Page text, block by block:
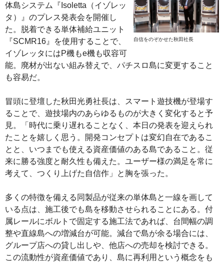
自信をのぞかせた秋田社長
体島システム『Isoletta（イゾレッ
タ）』のプレス発表会を開催し
た。脱着できる単体補給ユニット
『SCMR16』を使用することで、
イゾレッタにはP機もe機も収容可
能。廃材が出ない組み替えで、パチスロ島に変更すること
も容易だ。
冒頭に登壇した秋田光勇社長は、スマート遊技機が登場す
ることで、遊技場内のあらゆるものが大きく変化すると予
見。「時代に乗り遅れることなく、本日の発表を迎えられ
たことを嬉しく思う。開発コンセプトは変幻自在であるこ
とと、いつまでも使える資産価値のある島であること。従
来に勝る強度と耐久性も備えた。ユーザー様の満足を常に
考えて、つくり上げた自信作」と胸を張った。
多くの特徴を備える同製品が従来の単体島と一線を画して
いる点は、施工後でも島を移動させられることにある。付
属レールにボルトで固定する施工法であれば、台間幅の調
整や直線島への増減台が可能。減台で島が余る場合には、
グループ店への貸し出しや、他店への売却を検討できる。
この流動性が資産価値であり、島に再利用という概念をも